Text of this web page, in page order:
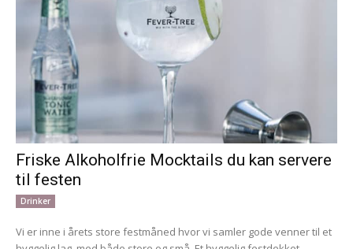
Friske Alkoholfrie Mocktails du kan servere
til festen
Drinker
Vi er inne i årets store festmåned hvor vi samler gode venner til et